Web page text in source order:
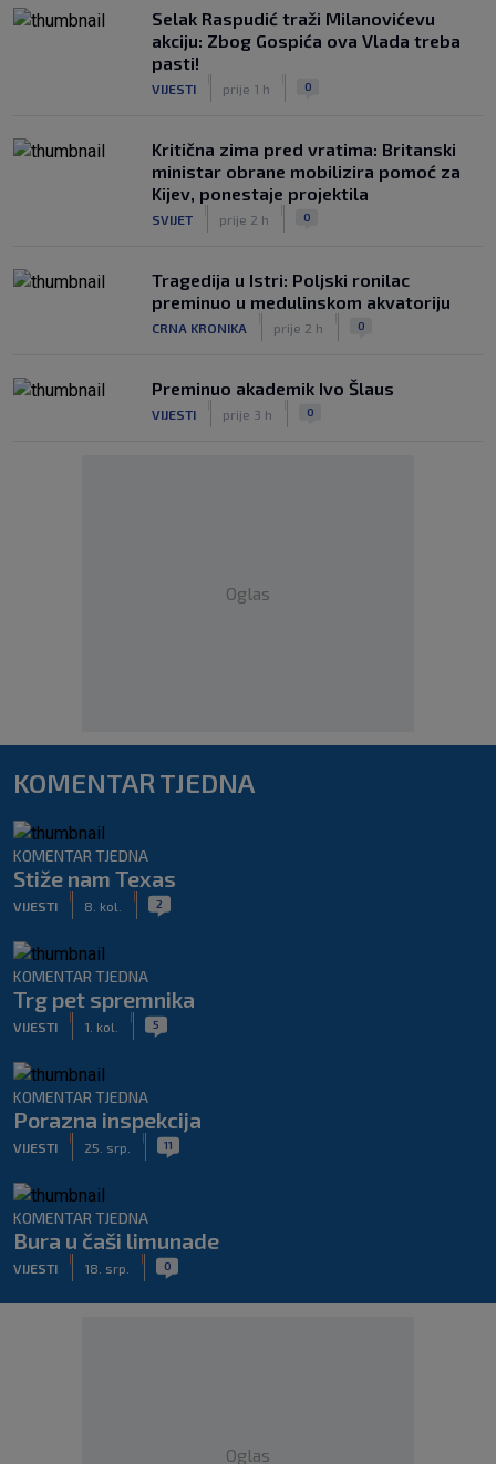
Selak Raspudić traži Milanovićevu
akciju: Zbog Gospića ova Vlada treba
pasti!
VIJESTI prije 1 h 0
Kritična zima pred vratima: Britanski
ministar obrane mobilizira pomoć za
Kijev, ponestaje projektila
SVIJET prije 2 h 0
Tragedija u Istri: Poljski ronilac
preminuo u medulinskom akvatoriju
CRNA KRONIKA prije 2 h 0
Preminuo akademik Ivo Šlaus
VIJESTI prije 3 h 0
Oglas
KOMENTAR TJEDNA
KOMENTAR TJEDNA
Stiže nam Texas
VIJESTI 8. kol. 2
KOMENTAR TJEDNA
Trg pet spremnika
VIJESTI 1. kol. 5
KOMENTAR TJEDNA
Porazna inspekcija
VIJESTI 25. srp. 11
KOMENTAR TJEDNA
Bura u čaši limunade
VIJESTI 18. srp. 0
Oglas